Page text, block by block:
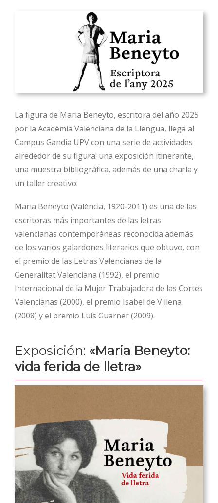
La figura de Maria Beneyto, escritora del año 2025
por la Acadèmia Valenciana de la Llengua, llega al
Campus Gandia UPV con una serie de actividades
alrededor de su figura: una exposición itinerante,
una muestra bibliográfica, además de una charla y
un taller creativo.
Maria Beneyto (València, 1920-2011) es una de las
escritoras más importantes de las letras
valencianas contemporáneas reconocida además
de los varios galardones literarios que obtuvo, con
el premio de las Letras Valencianas de la
Generalitat Valenciana (1992), el premio
Internacional de la Mujer Trabajadora de las Cortes
Valencianas (2000), el premio Isabel de Villena
(2008) y el premio Luis Guarner (2009).
Exposición: «Maria Beneyto:
vida ferida de lletra»